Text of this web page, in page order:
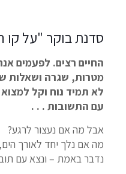
סדנת בוקר "על
החיים רצים. לפעמים
מטרות, שגרה ושאלות
לא תמיד נוח וקל
עם התשובות . . .
אבל מה אם נעצור לרגע?
מה אם נלך יחד לאורך
נדבר באמת – ונצא עם